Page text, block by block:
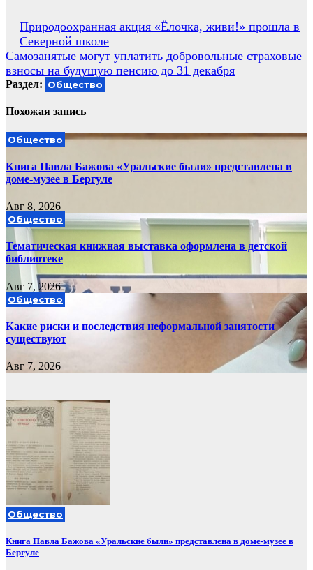
Навигация
по
записям
Природоохранная акция «Ёлочка, живи!» прошла в
Северной школе
Самозанятые могут уплатить добровольные страховые
взносы на будущую пенсию до 31 декабря
Раздел: Общество
Похожая запись
Общество
Книга Павла Бажова «Уральские были» представлена в
доме-музее в Бергуле
Авг 8, 2026
Общество
Тематическая книжная выставка оформлена в детской
библиотеке
Авг 7, 2026
Общество
Какие риски и последствия неформальной занятости
существуют
Авг 7, 2026
Общество
Книга Павла Бажова «Уральские были» представлена в доме-музее в
Бергуле